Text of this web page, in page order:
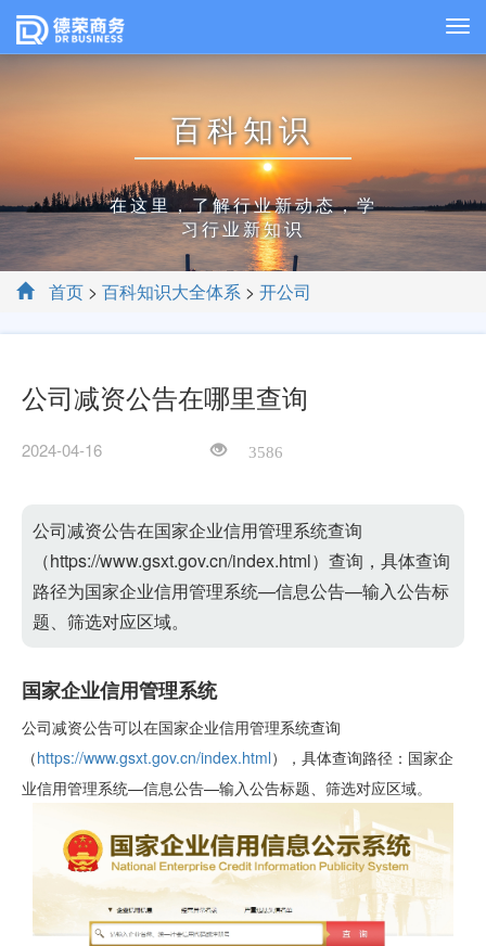
百科知识
在这里，了解行业新动态，学
习行业新知识
首页 > 百科知识大全体系 > 开公司
公司减资公告在哪里查询
2024-04-16 3586
公司减资公告在国家企业信用管理系统查询
（https://www.gsxt.gov.cn/index.html）查询，具体查询
路径为国家企业信用管理系统—信息公告—输入公告标
题、筛选对应区域。
国家企业信用管理系统
公司减资公告可以在国家企业信用管理系统查询
（https://www.gsxt.gov.cn/index.html），具体查询路径：国家企
业信用管理系统—信息公告—输入公告标题、筛选对应区域。